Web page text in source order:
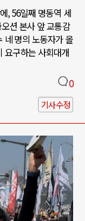
, 56일째 명동역 세
션 본사 앞 교통감
네 명의 노동자가 올
요구하는 사회대개
0
기사수정